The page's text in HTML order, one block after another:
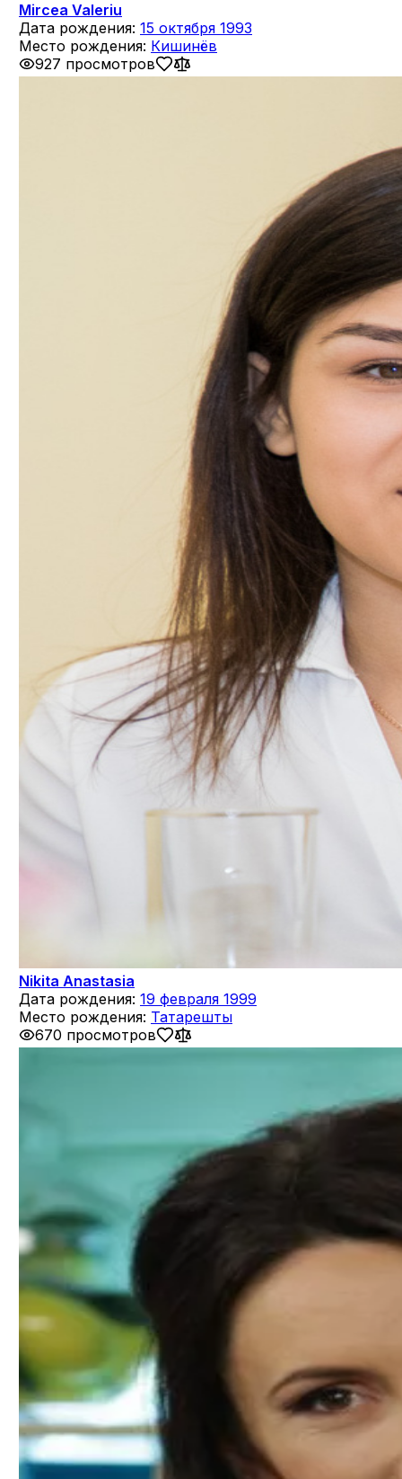
Mircea Valeriu
Дата рождения: 15 октября 1993
Место рождения: Кишинёв
927 просмотров
Nikita Anastasia
Дата рождения: 19 февраля 1999
Место рождения: Татарешты
670 просмотров